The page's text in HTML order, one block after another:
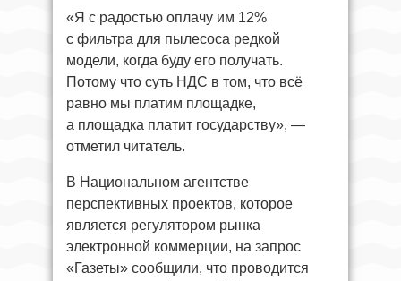
«Я с радостью оплачу им 12%
с фильтра для пылесоса редкой
модели, когда буду его получать.
Потому что суть НДС в том, что всё
равно мы платим площадке,
а площадка платит государству», —
отметил читатель.
В Национальном агентстве
перспективных проектов, которое
является регулятором рынка
электронной коммерции, на запрос
«Газеты» сообщили, что проводится